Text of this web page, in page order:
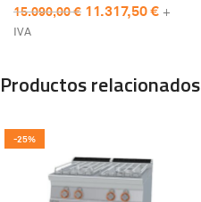
15.090,00€ 11.317,50€ +
IVA
Productos relacionados
-25%